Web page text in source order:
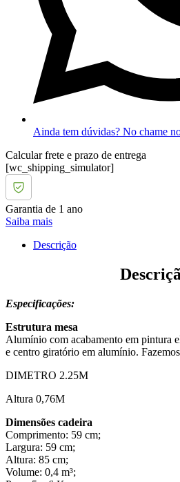
Ainda tem dúvidas? No chame
Calcular frete e prazo de entrega
[wc_shipping_simulator]
Garantia de 1 ano
Saiba mais
Descrição
Especificações:
Estrutura mesa
Alumínio com acabamento em pintura
e centro giratório em alumínio.
DIMETRO 2.25M
Altura 0,76M
Dimensões cadeira
Comprimento: 59 cm;
Largura: 59 cm;
Altura: 85 cm;
Volume: 0,4 m³;